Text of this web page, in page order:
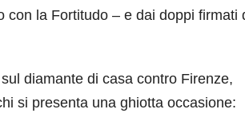
con la Fortitudo – e dai doppi firmati
diamante di casa contro Firenze,
si presenta una ghiotta occasione: